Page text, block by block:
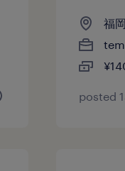
福
posted